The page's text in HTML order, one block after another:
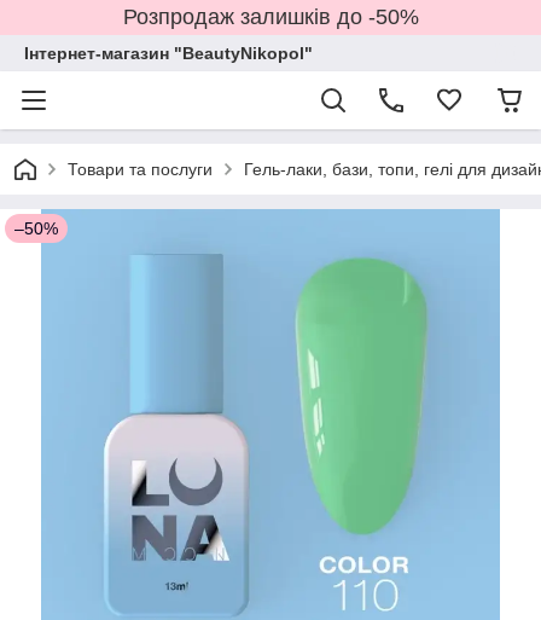
Розпродаж залишків до -50%
Інтернет-магазин "BeautyNikopol"
Товари та послуги Гель-лаки, бази, топи, гелі для
–50%